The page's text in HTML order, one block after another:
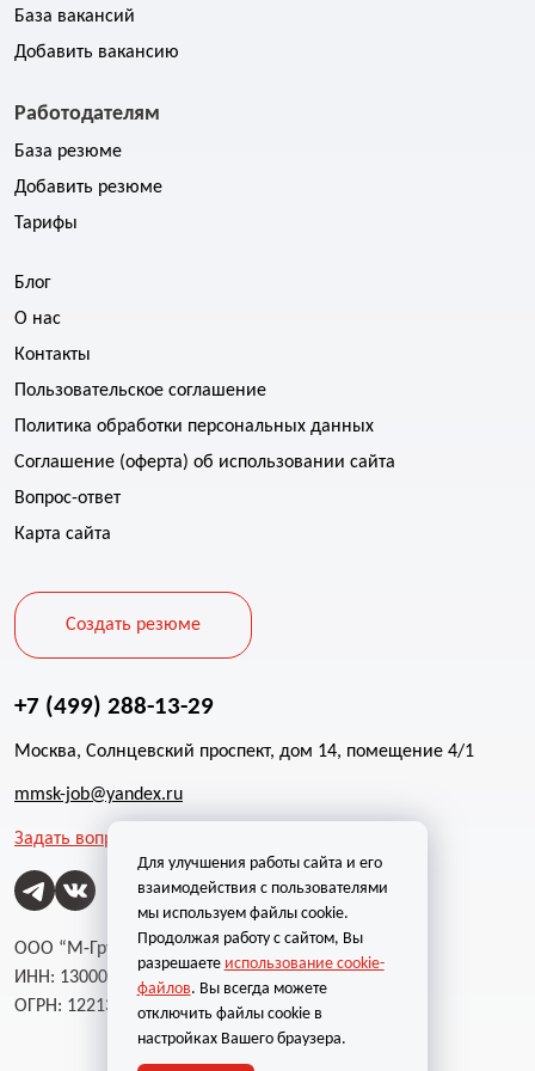
База вакансий
Добавить вакансию
Работодателям
База резюме
Добавить резюме
Тарифы
Блог
О нас
Контакты
Пользовательское соглашение
Политика обработки персональных данных
Соглашение (оферта) об использовании сайта
Вопрос-ответ
Карта сайта
Создать резюме
+7 (499) 288-13-29
Москва, Солнцевский проспект, дом 14, помещение 4/1
mmsk-job@yandex.ru
Задать вопрос
ООО “М-Групп”
ИНН: 1300002787
ОГРН: 1221300004232
Для улучшения работы сайта и его
взаимодействия с пользователями
мы используем файлы cookie.
Продолжая работу с сайтом, Вы
разрешаете использование cookie-
файлов. Вы всегда можете
отключить файлы cookie в
настройках Вашего браузера.